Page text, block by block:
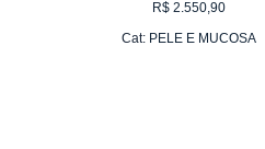
R$ 2.550,90
Cat: PELE E MUCOSA